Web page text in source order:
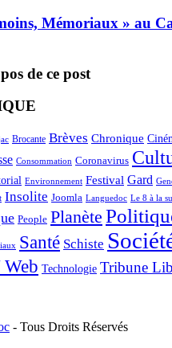
Mémoriaux » au
de ce post
Brocante Brèves Chronique
Consommation Coronavirus
Environnement Festival Gard
Insolite Joomla Languedoc Le 8 à la
People Planète
Santé Schiste
Web Technologie Tribune
- Tous Droits Réservés